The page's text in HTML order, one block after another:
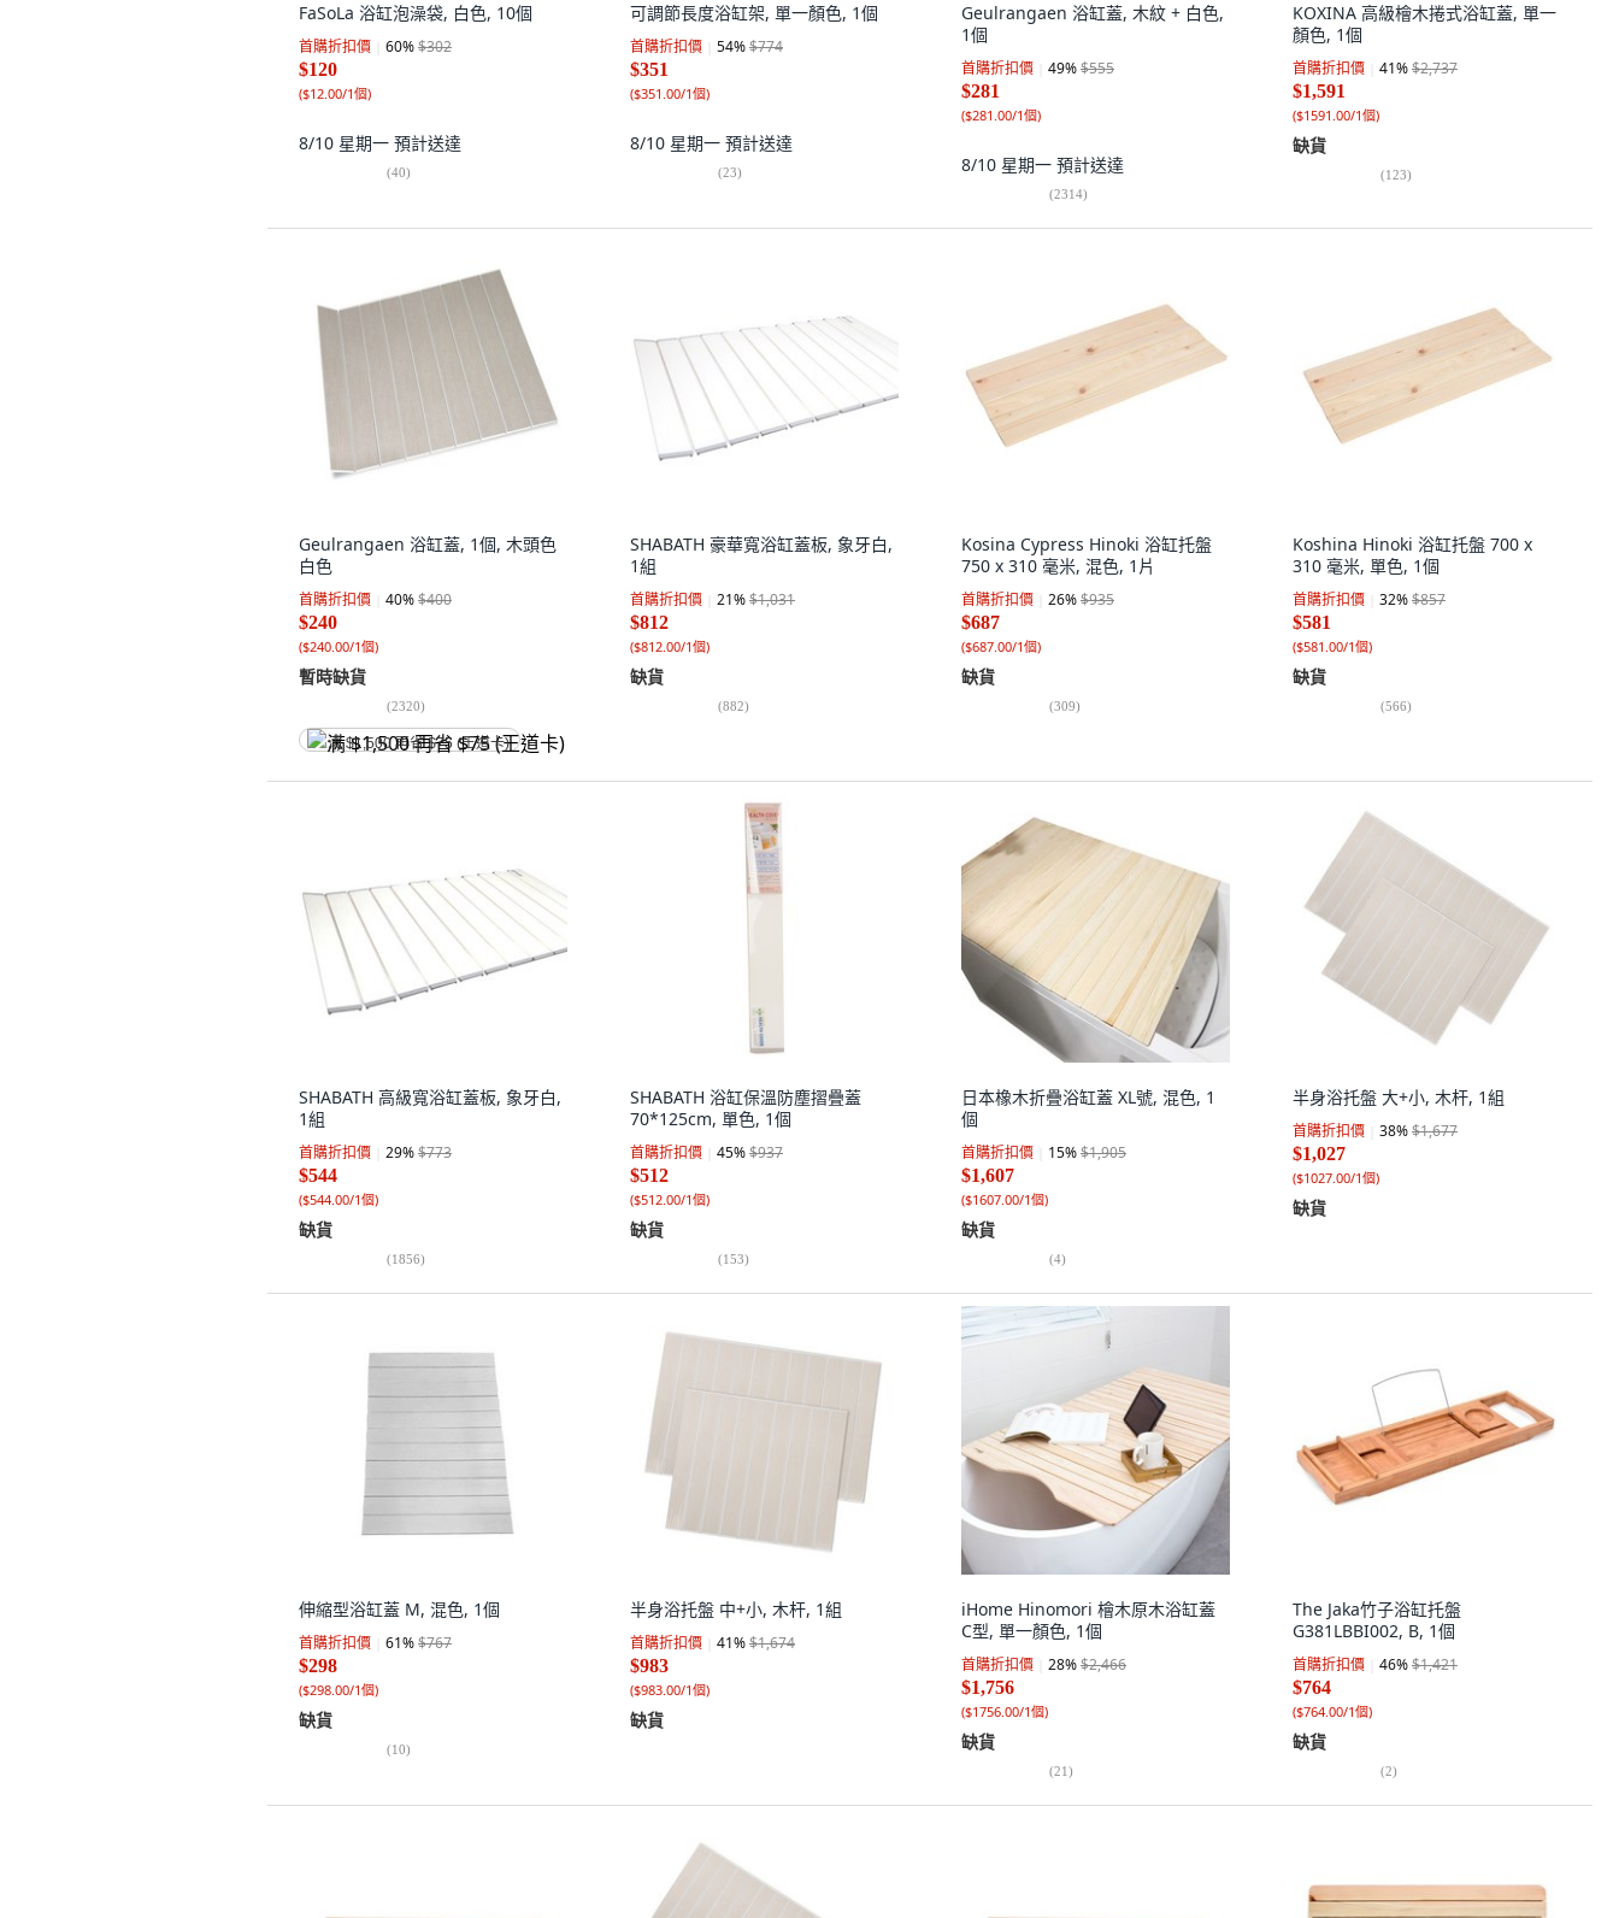
FaSoLa 浴缸泡澡袋, 白色, 10個
首購折扣價 60%$302
$120
($12.00/1個)
8/10 星期一 預計送達
(40)
可調節長度浴缸架, 單一顏色, 1個
首購折扣價 54%$774
$351
($351.00/1個)
8/10 星期一 預計送達
(23)
Geulrangaen 浴缸蓋, 木紋 + 白色,
1個
首購折扣價 49%$555
$281
($281.00/1個)
8/10 星期一 預計送達
(2314)
KOXINA 高級檜木捲式浴缸蓋, 單一
顏色, 1個
首購折扣價 41%$2,737
$1,591
($1591.00/1個)
缺貨
(123)
Geulrangaen 浴缸蓋, 1個, 木頭色
白色
首購折扣價 40%$400
$240
($240.00/1個)
暫時缺貨
(2320)
满 $1,500 再省 $75 (王道卡)
SHABATH 豪華寬浴缸蓋板, 象牙白,
1組
首購折扣價 21%$1,031
$812
($812.00/1個)
缺貨
(882)
Kosina Cypress Hinoki 浴缸托盤
750 x 310 毫米, 混色, 1片
首購折扣價 26%$935
$687
($687.00/1個)
缺貨
(309)
Koshina Hinoki 浴缸托盤 700 x
310 毫米, 單色, 1個
首購折扣價 32%$857
$581
($581.00/1個)
缺貨
(566)
SHABATH 高級寬浴缸蓋板, 象牙白,
1組
首購折扣價 29%$773
$544
($544.00/1個)
缺貨
(1856)
SHABATH 浴缸保溫防塵摺疊蓋
70*125cm, 單色, 1個
首購折扣價 45%$937
$512
($512.00/1個)
缺貨
(153)
日本橡木折疊浴缸蓋 XL號, 混色, 1
個
首購折扣價 15%$1,905
$1,607
($1607.00/1個)
缺貨
(4)
半身浴托盤 大+小, 木杆, 1組
首購折扣價 38%$1,677
$1,027
($1027.00/1個)
缺貨
伸縮型浴缸蓋 M, 混色, 1個
首購折扣價 61%$767
$298
($298.00/1個)
缺貨
(10)
半身浴托盤 中+小, 木杆, 1組
首購折扣價 41%$1,674
$983
($983.00/1個)
缺貨
iHome Hinomori 檜木原木浴缸蓋
C型, 單一顏色, 1個
首購折扣價 28%$2,466
$1,756
($1756.00/1個)
缺貨
(21)
The Jaka竹子浴缸托盤
G381LBBI002, B, 1個
首購折扣價 46%$1,421
$764
($764.00/1個)
缺貨
(2)